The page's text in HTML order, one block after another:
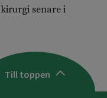
senare i
Till toppen